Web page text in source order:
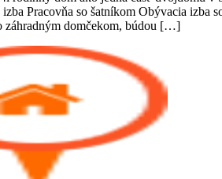
Pracovňa so šatníkom Obývacia izba
záhradným domčekom, búdou […]